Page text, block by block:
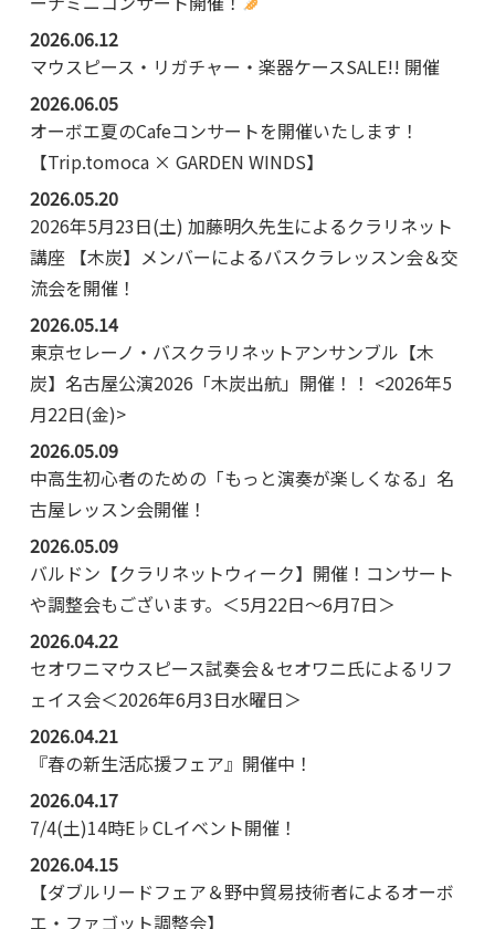
2026.06.12
マウスピース・リガチャー・楽器ケースSALE!! 開催
2026.06.05
オーボエ夏のCafeコンサートを開催いたします！
【Trip.tomoca × GARDEN WINDS】
2026.05.20
2026年5月23日(土) 加藤明久先生によるクラリネット
講座 【木炭】メンバーによるバスクラレッスン会＆交
流会を開催！
2026.05.14
東京セレーノ・バスクラリネットアンサンブル【木
炭】名古屋公演2026「木炭出航」開催！！ <2026年5
月22日(金)>
2026.05.09
中高生初心者のための「もっと演奏が楽しくなる」名
古屋レッスン会開催！
2026.05.09
バルドン【クラリネットウィーク】開催！コンサート
や調整会もございます。＜5月22日～6月7日＞
2026.04.22
セオワニマウスピース試奏会＆セオワニ氏によるリフ
ェイス会＜2026年6月3日水曜日＞
2026.04.21
『春の新生活応援フェア』開催中！
2026.04.17
7/4(土)14時E♭CLイベント開催！
2026.04.15
【ダブルリードフェア＆野中貿易技術者によるオーボ
エ・ファゴット調整会】